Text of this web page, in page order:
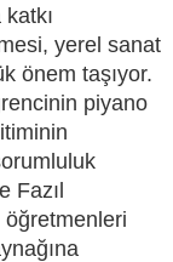
yerel sanat
önem taşıyor.
piyano
Fazıl